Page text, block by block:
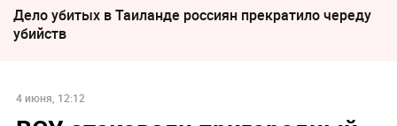
Дело убитых в Таиланде россиян прекратило череду
убийств
4 июня, 12:12